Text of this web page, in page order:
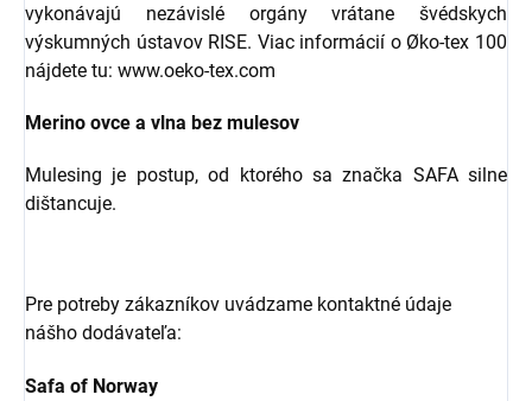
vykonávajú nezávislé orgány vrátane švédskych
výskumných ústavov RISE. Viac informácií o Øko-tex 100
nájdete tu: www.oeko-tex.com
Merino ovce a vlna bez mulesov
Mulesing je postup, od ktorého sa značka SAFA silne
dištancuje.
Pre potreby zákazníkov uvádzame kontaktné údaje
nášho dodávateľa:
Safa of Norway